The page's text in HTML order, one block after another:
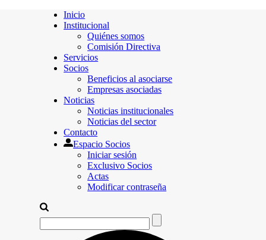
Inicio
Institucional
Quiénes somos
Comisión Directiva
Servicios
Socios
Beneficios al asociarse
Empresas asociadas
Noticias
Noticias institucionales
Noticias del sector
Contacto
Espacio Socios
Iniciar sesión
Exclusivo Socios
Actas
Modificar contraseña